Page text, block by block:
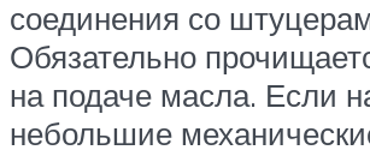
соединения со
Обязательно
на подаче масла. Если
небольшие